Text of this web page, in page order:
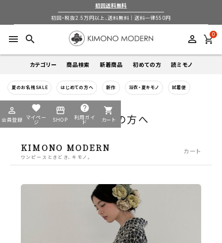
初回送料無料
初回・税抜2.5万円以上、送料無料｜送料一律550円
menu search perm_identity 0
カテゴリー
着物
帯
襦袢
商品検索
キーワードから探す
季節から探す
小物
新着商品 初めての方 読ミモノ
夏のお名残SALE はじめての方へ 新作 浴衣・夏キモノ 試着便
perm_identity
会員登録
favorite
マイペー
ジ
storefront
SHOP
help
利用ガイ
ド
shopping_cart
カート search
ログイン perm_identity 会員登録
はじめての方へ
KIMONO MODERN
ワンピースときどき、キモノ。
カート